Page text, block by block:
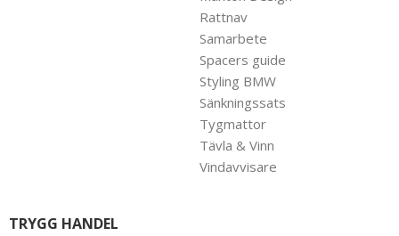
Rattnav
Samarbete
Spacers guide
Styling BMW
Sänkningssats
Tygmattor
Tävla & Vinn
Vindavvisare
TRYGG HANDEL